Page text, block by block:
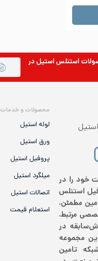
استنلس استیلدر
1386 فعالیت خود را در
استنلس
مطمئن،
مرتبط،
در
مجموعه
تامین
محصولات و خدمات
لوله استیل
ورق استیل
پروفیل استیل
میلگرد استیل
اتصالات استیل
استعلام قیمت